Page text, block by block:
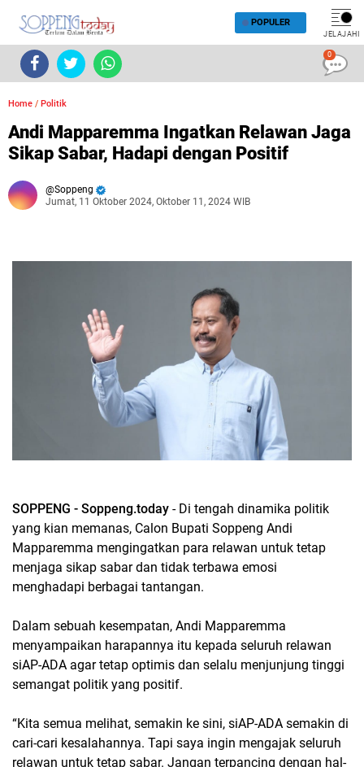
POPULER
JELAJAHI
Home / Politik
Andi Mapparemma Ingatkan Relawan Jaga
Sikap Sabar, Hadapi dengan Positif
Soppeng
Jumat, 11 Oktober 2024, Oktober 11, 2024 WIB
SOPPENG - Soppeng.today - Di tengah dinamika politik
yang kian memanas, Calon Bupati Soppeng Andi
Mapparemma mengingatkan para relawan untuk tetap
menjaga sikap sabar dan tidak terbawa emosi
menghadapi berbagai tantangan.
Dalam sebuah kesempatan, Andi Mapparemma
menyampaikan harapannya itu kepada seluruh relawan
siAP-ADA agar tetap optimis dan selalu menjunjung tinggi
semangat politik yang positif.
“Kita semua melihat, semakin ke sini, siAP-ADA semakin di
cari-cari kesalahannya. Tapi saya ingin mengajak seluruh
relawan untuk tetap sabar. Jangan terpancing dengan hal-
0